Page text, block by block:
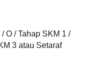
O / Tahap SKM 1 /
3 atau Setaraf